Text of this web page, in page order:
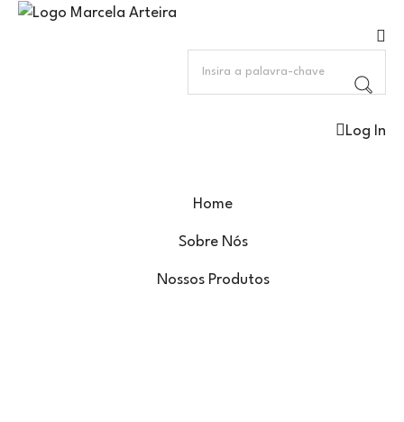
Log In
Home
Sobre Nós
Nossos Produtos